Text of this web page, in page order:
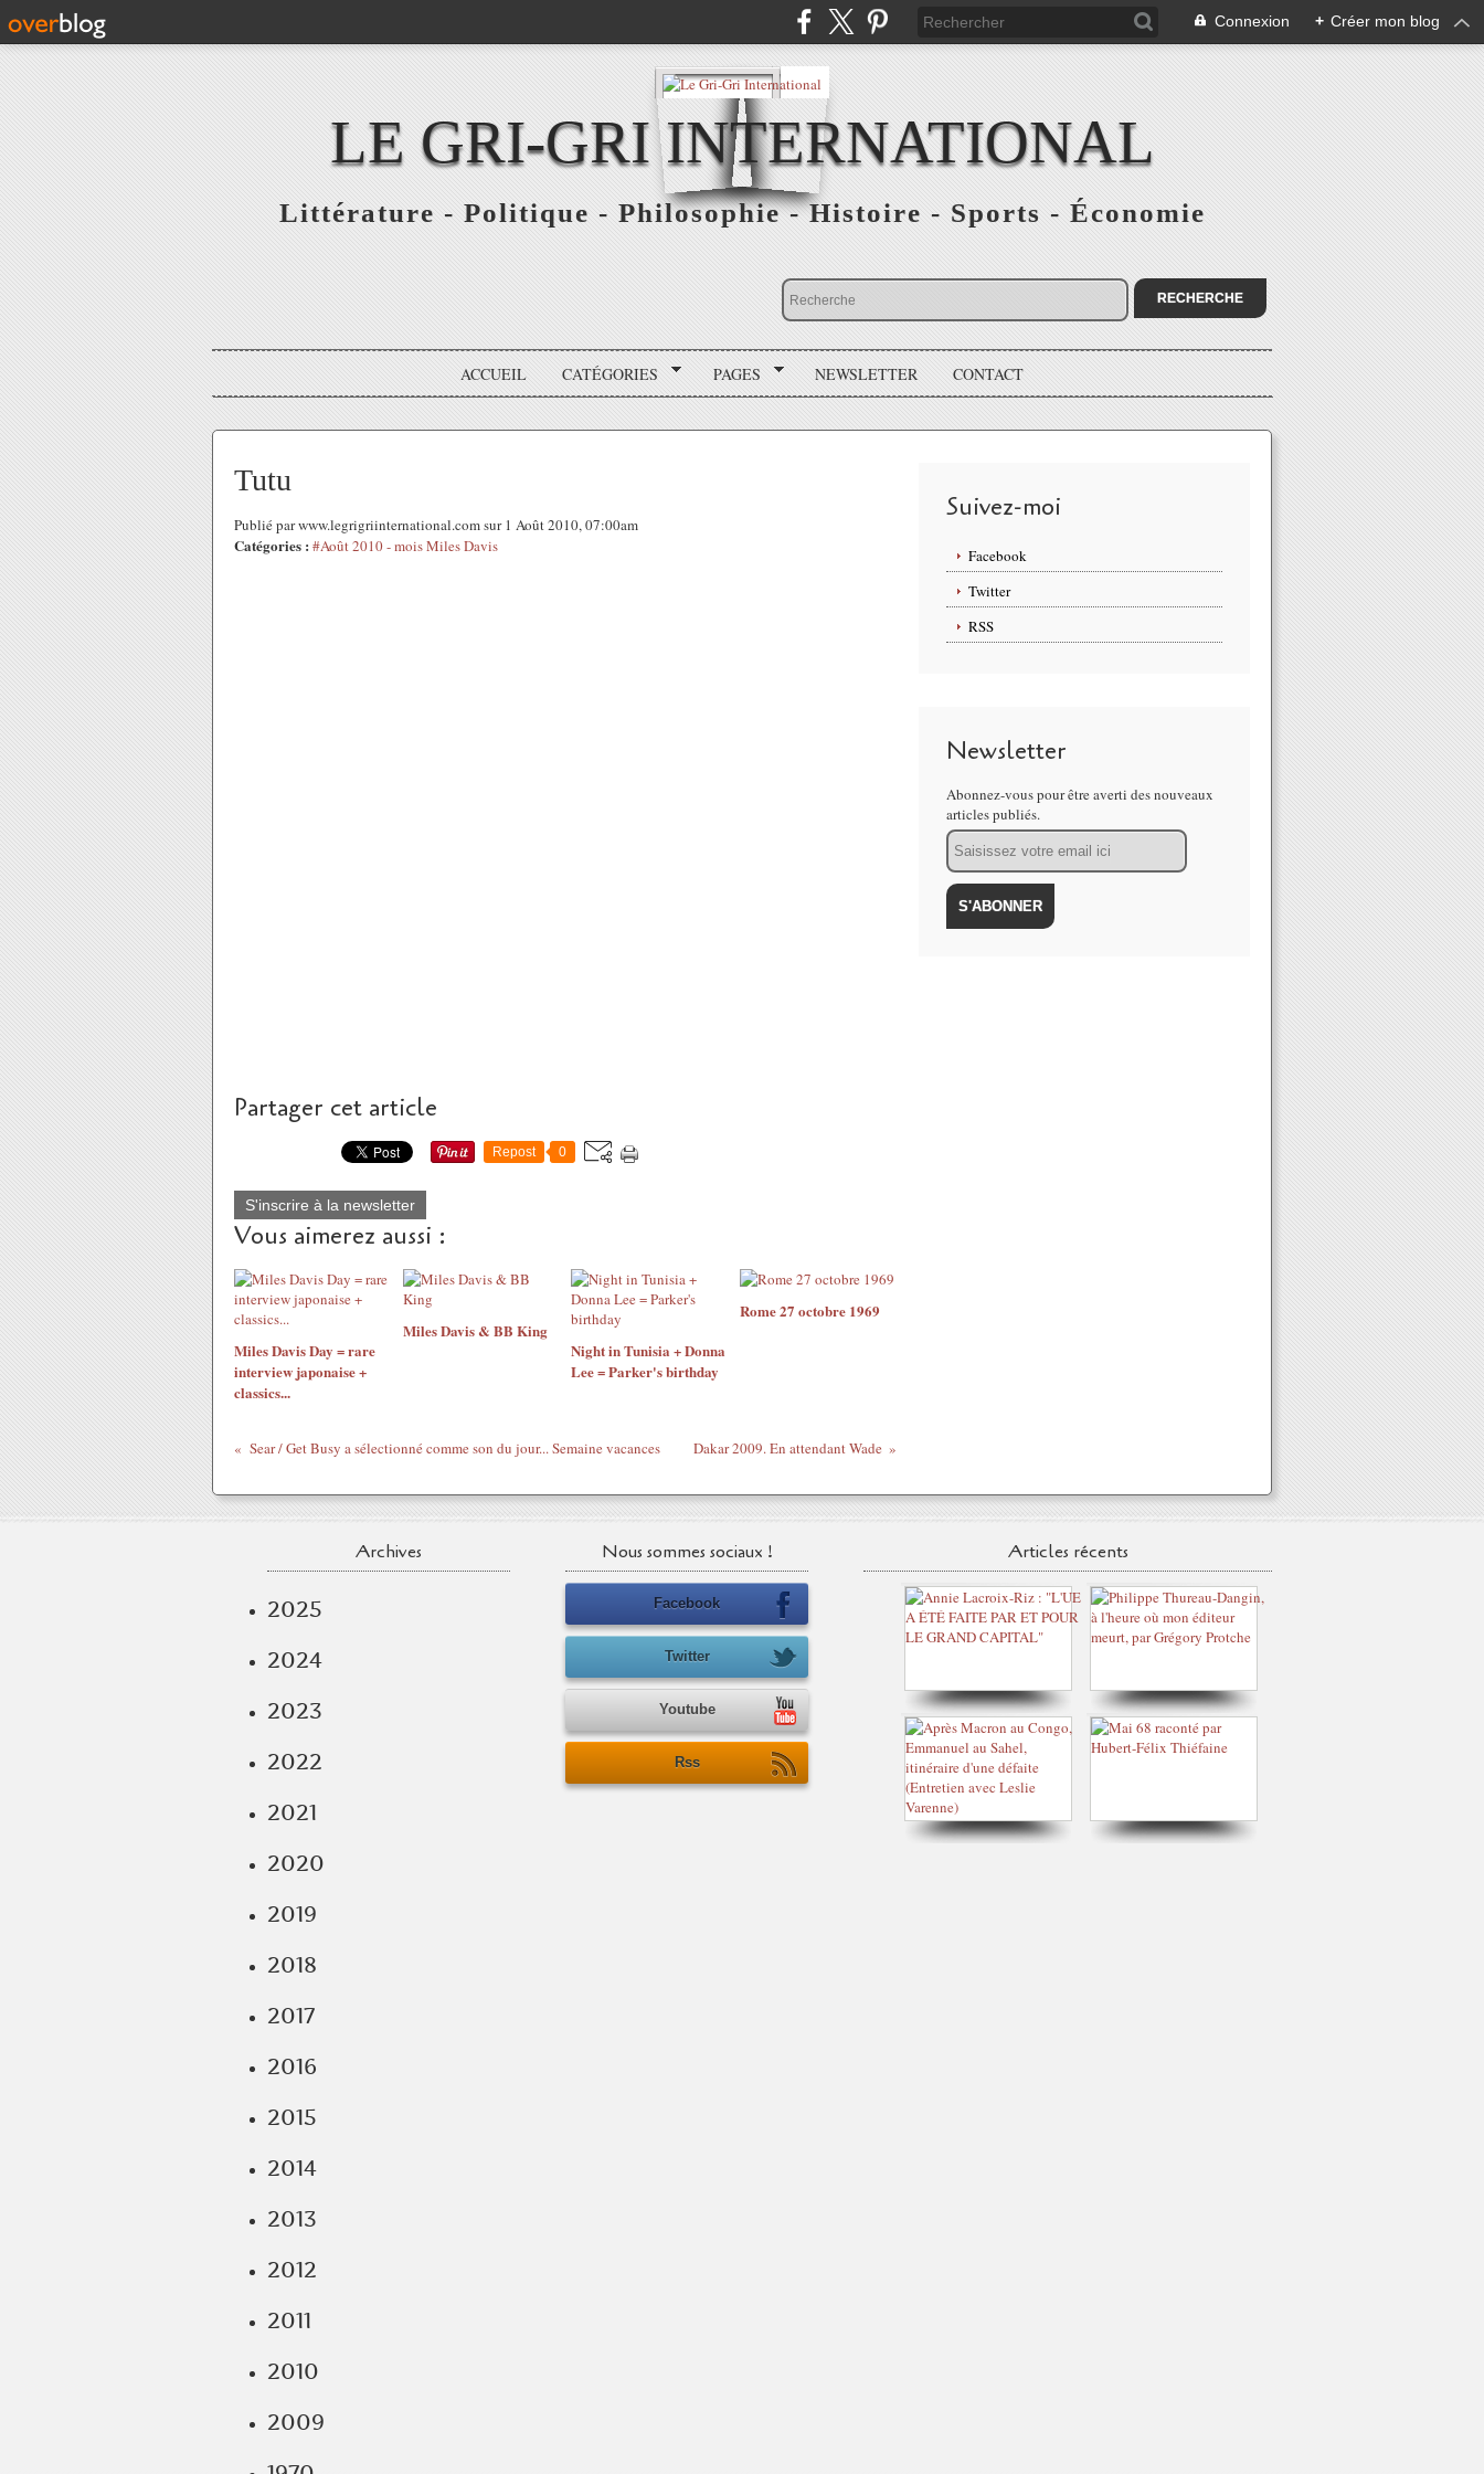
Connexion + Créer mon blog
LE GRI-GRI INTERNATIONAL
Littérature - Politique - Philosophie - Histoire - Sports - Économie
ACCUEIL CATÉGORIES PAGES NEWSLETTER CONTACT
Tutu
Publié par www.legrigriinternational.com sur 1 Août 2010, 07:00am
Catégories : #Août 2010 - mois Miles Davis
Partager cet article
Repost 0
S'inscrire à la newsletter
Vous aimerez aussi :
Miles Davis Day = rare
interview japonaise +
classics...
Miles Davis & BB King
Night in Tunisia + Donna
Lee = Parker's birthday
Rome 27 octobre 1969
Sear / Get Busy a sélectionné comme son du jour... Semaine vacances Dakar 2009. En attendant Wade
Suivez-moi
Facebook
Twitter
RSS
Newsletter
Abonnez-vous pour être averti des nouveaux
articles publiés.
Email
Archives
2025
2024
2023
2022
2021
2020
2019
2018
2017
2016
2015
2014
2013
2012
2011
2010
2009
Nous sommes sociaux !
Facebook
Twitter
Youtube
Rss
Articles récents